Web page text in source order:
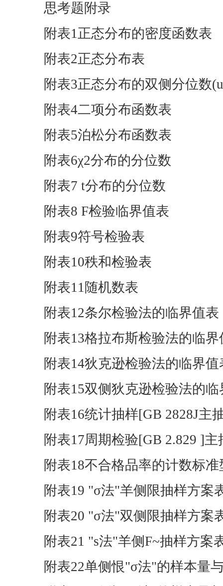
思考题附录
附表1正态分布的密度函数表
附表2正态分布表
附表3正态分布的双侧分位数
附表4二项分布函数表
附表5泊松分布函数表
附表6χ2分布的分位数
附表7 t分布的分位数
附表8 F检验临界值表
附表9符号检验表
附表10秩和检验表
附表11随机数表
附表12条尔检验法的临界值表
附表13格拉布斯检验法的临界
附表14狄克逊检验法的临界值
附表15双侧狄克逊检验法的临
附表16统计抽样[GB 2828J主
附表17周期检验[GB 2.829 ]主
附表18不合格品率的计数标
附表19 "σ法"羊侧限抽样方案
附表20 "σ法"双侧限抽样方案
附表21 "s法"羊侧F~抽样方案
附表22单侧恨"σ法"的样本量